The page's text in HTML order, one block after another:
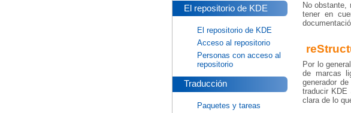
No obstante,
tener en
Por lo
de marcas
generador
traducir KDE
clara de lo
El repositorio de KDE
El repositorio de KDE
Acceso al repositorio
Personas con acceso al
repositorio
Traducción
Paquetes y tareas